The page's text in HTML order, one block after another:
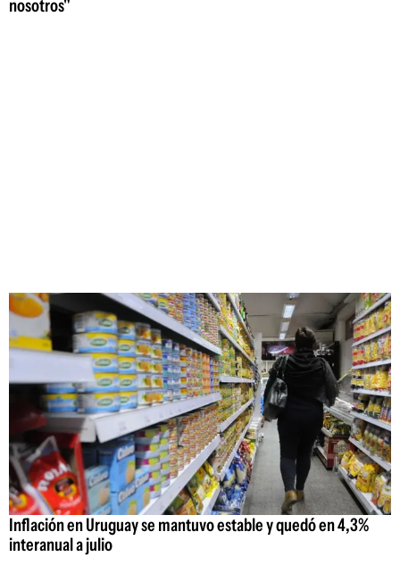
nosotros"
Inflación en Uruguay se mantuvo estable y quedó en 4,3%
interanual a julio